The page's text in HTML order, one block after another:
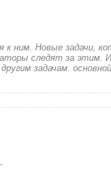
ним. Новые задачи,
следят за этим.
задачам.